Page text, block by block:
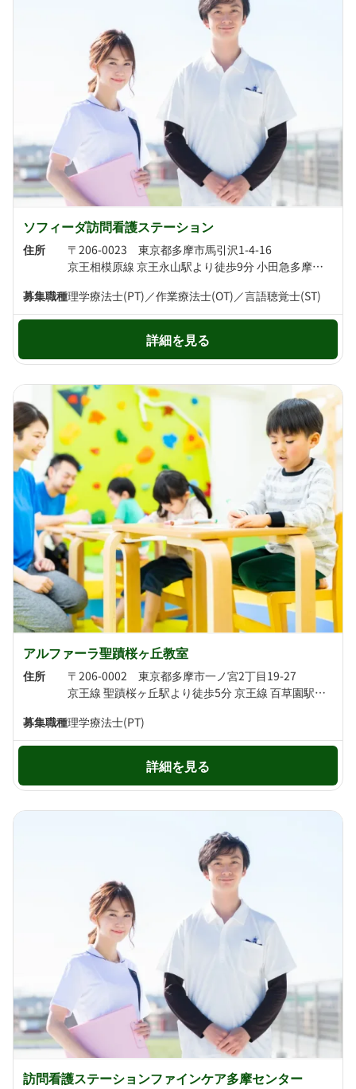
ソフィーダ訪問看護ステーション
住所
〒206-0023 東京都多摩市馬引沢1-4-16
京王相模原線 京王永山駅より徒歩9分 小田急多摩線 小田急永山駅より徒歩10分
募集職種理学療法士(PT)／作業療法士(OT)／言語聴覚士(ST)
詳細を見る
アルファーラ聖蹟桜ヶ丘教室
住所
〒206-0002 東京都多摩市一ノ宮2丁目19-27
京王線 聖蹟桜ヶ丘駅より徒歩5分 京王線 百草園駅より徒歩15分
募集職種理学療法士(PT)
詳細を見る
訪問看護ステーションファインケア多摩センター